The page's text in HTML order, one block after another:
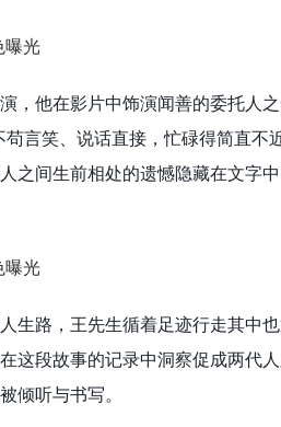
，他在影片中饰演闻善的委托人
言笑、说话直接，忙碌得简直不
之间生前相处的遗憾隐藏在文字
生路，王先生循着足迹行走其中
这段故事的记录中洞察促成两代
倾听与书写。